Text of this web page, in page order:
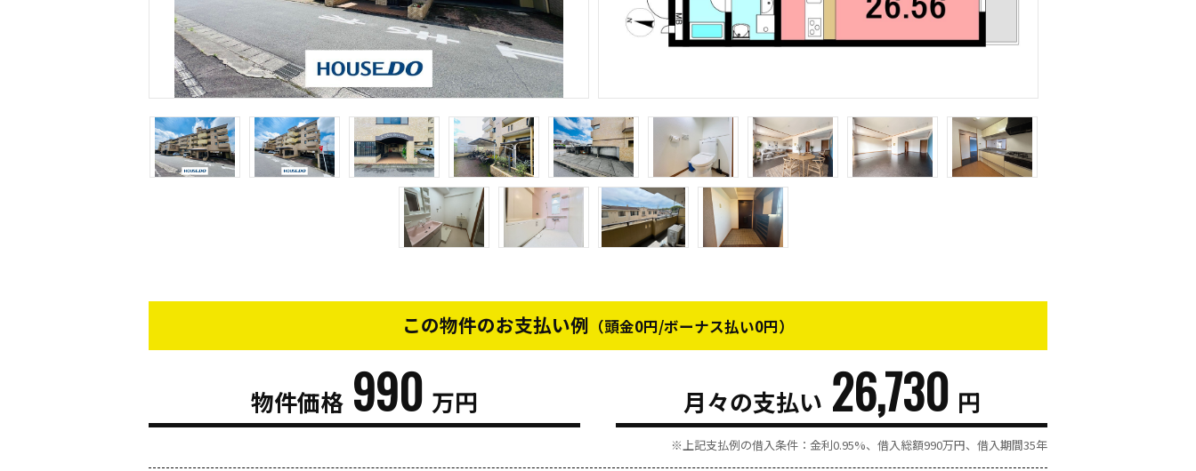
この物件のお支払い例 （頭金0円/ボーナス払い0円）
物件価格 990 万円 月々の支払い 26,730 円
※上記支払例の借入条件：金利0.95%、借入総額990万円、借入期間35年